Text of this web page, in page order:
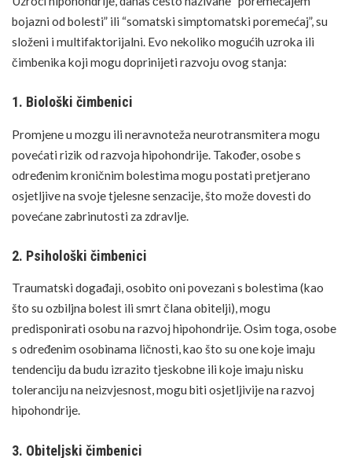
bojazni od bolesti” ili “somatski simptomatski poremećaj”, su
složeni i multifaktorijalni. Evo nekoliko mogućih uzroka ili
čimbenika koji mogu doprinijeti razvoju ovog stanja:
1. Biološki čimbenici
Promjene u mozgu ili neravnoteža neurotransmitera mogu
povećati rizik od razvoja hipohondrije. Također, osobe s
određenim kroničnim bolestima mogu postati pretjerano
osjetljive na svoje tjelesne senzacije, što može dovesti do
povećane zabrinutosti za zdravlje.
2. Psihološki čimbenici
Traumatski događaji, osobito oni povezani s bolestima (kao
što su ozbiljna bolest ili smrt člana obitelji), mogu
predisponirati osobu na razvoj hipohondrije. Osim toga, osobe
s određenim osobinama ličnosti, kao što su one koje imaju
tendenciju da budu izrazito tjeskobne ili koje imaju nisku
toleranciju na neizvjesnost, mogu biti osjetljivije na razvoj
hipohondrije.
3. Obiteljski čimbenici